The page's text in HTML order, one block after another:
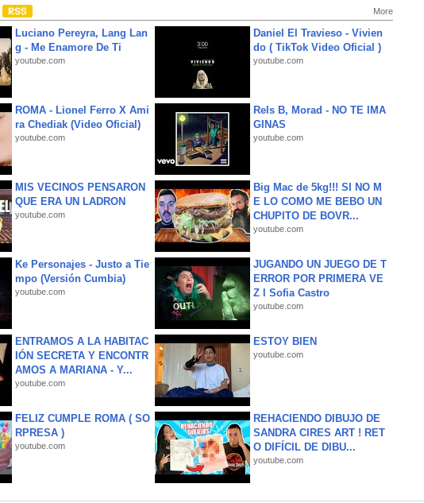
More
Luciano Pereyra, Lang Lan
g - Me Enamore De Ti
youtube.com
Daniel El Travieso - Vivien
do ( TikTok Video Oficial )
youtube.com
ROMA - Lionel Ferro X Ami
ra Chediak (Video Oficial)
youtube.com
Rels B, Morad - NO TE IMA
GINAS
youtube.com
MIS VECINOS PENSARON
QUE ERA UN LADRON
youtube.com
Big Mac de 5kg!!! SI NO M
E LO COMO ME BEBO UN
CHUPITO DE BOVR...
youtube.com
Ke Personajes - Justo a Tie
mpo (Versión Cumbia)
youtube.com
JUGANDO UN JUEGO DE T
ERROR POR PRIMERA VE
Z l Sofia Castro
youtube.com
ENTRAMOS A LA HABITAC
IÓN SECRETA Y ENCONTR
AMOS A MARIANA - Y...
youtube.com
ESTOY BIEN
youtube.com
FELIZ CUMPLE ROMA ( SO
RPRESA )
youtube.com
REHACIENDO DIBUJO DE
SANDRA CIRES ART ! RET
O DIFÍCIL DE DIBU...
youtube.com